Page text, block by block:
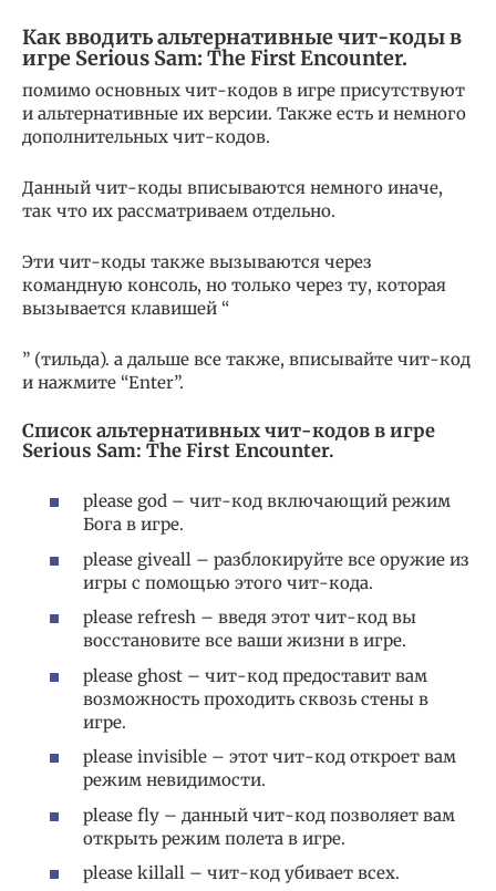
Как вводить альтернативные чит-коды в
игре Serious Sam: The First Encounter.
помимо основных чит-кодов в игре присутствуют
и альтернативные их версии. Также есть и немного
дополнительных чит-кодов.
Данный чит-коды вписываются немного иначе,
так что их рассматриваем отдельно.
Эти чит-коды также вызываются через
командную консоль, но только через ту, которая
вызывается клавишей “
” (тильда). а дальше все также, вписывайте чит-код
и нажмите “Enter”.
Список альтернативных чит-кодов в игре
Serious Sam: The First Encounter.
please god – чит-код включающий режим
Бога в игре.
please giveall – разблокируйте все оружие из
игры с помощью этого чит-кода.
please refresh – введя этот чит-код вы
восстановите все ваши жизни в игре.
please ghost – чит-код предоставит вам
возможность проходить сквозь стены в
игре.
please invisible – этот чит-код откроет вам
режим невидимости.
please fly – данный чит-код позволяет вам
открыть режим полета в игре.
please killall – чит-код убивает всех.